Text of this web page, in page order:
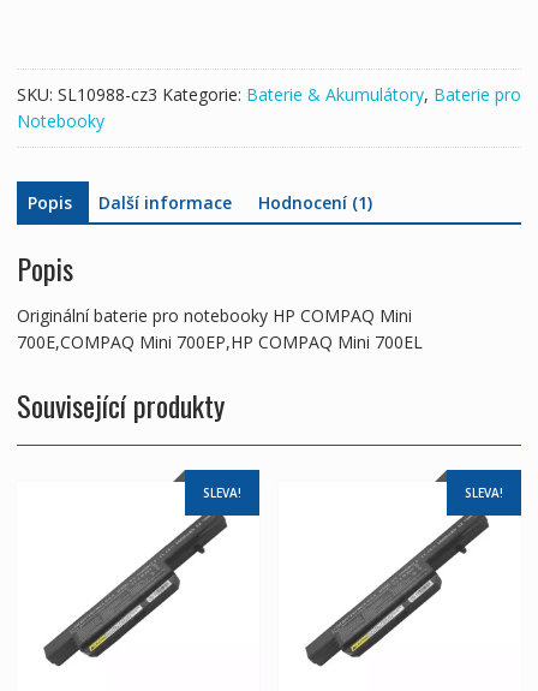
Mini
700EP,HP
COMPAQ
Mini
700EL
množství
SKU: SL10988-cz3 Kategorie: Baterie & Akumulátory, Baterie pro
Notebooky
Popis Další informace Hodnocení (1)
Popis
Originální baterie pro notebooky HP COMPAQ Mini
700E,COMPAQ Mini 700EP,HP COMPAQ Mini 700EL
Související produkty
SLEVA! SLEVA!